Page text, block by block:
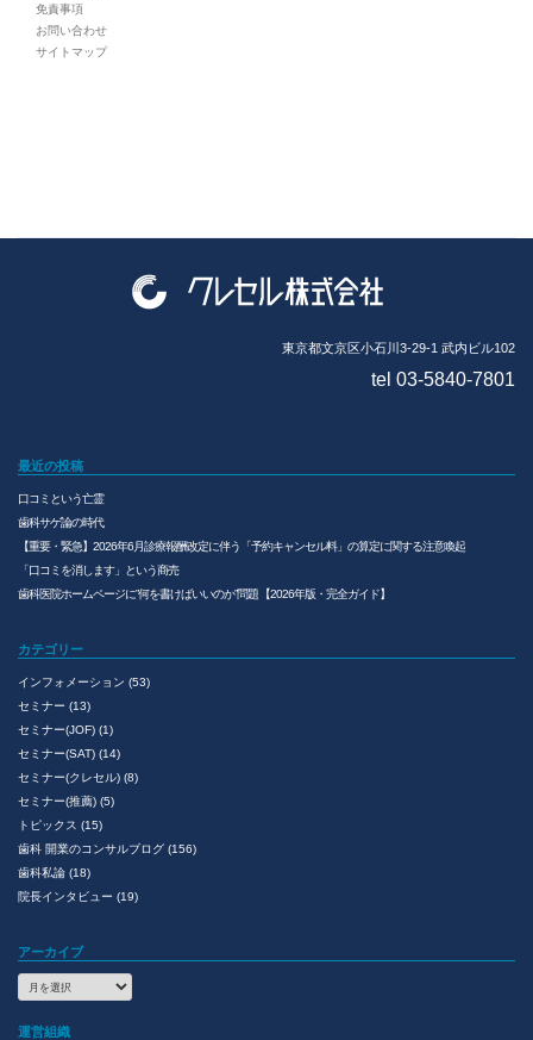
免責事項
お問い合わせ
サイトマップ
東京都文京区小石川3-29-1 武内ビル102
tel 03-5840-7801
最近の投稿
口コミという亡霊
歯科サゲ論の時代
【重要・緊急】2026年6月診療報酬改定に伴う「予約キャンセル料」の算定に関する注意喚起
「口コミを消します」という商売
歯科医院ホームページに”何を書けばいいのか”問題 【2026年版・完全ガイド】
カテゴリー
インフォメーション (53)
セミナー (13)
セミナー(JOF) (1)
セミナー(SAT) (14)
セミナー(クレセル) (8)
セミナー(推薦) (5)
トピックス (15)
歯科 開業のコンサルブログ (156)
歯科私論 (18)
院長インタビュー (19)
アーカイブ
ー
カ
運営組織